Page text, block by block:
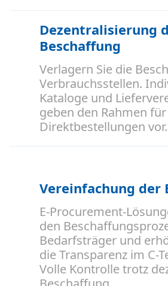
Dezentralisierung
Beschaffung
Verlagern Sie die
Verbrauchsstellen.
Kataloge und
geben den Rahmen für
Direktbestellungen vor.
Vereinfachung der
E-Procurement-
den
Bedarfsträger und
die Transparenz im C-
Volle Kontrolle trotz